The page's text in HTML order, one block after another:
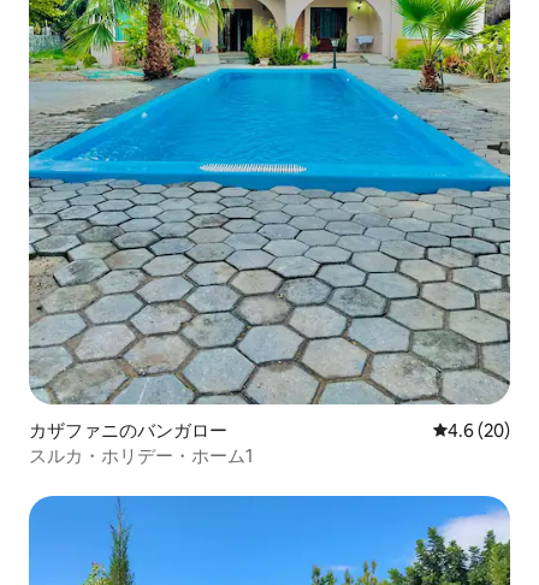
カザファニのバンガロー レビュー20
4.6 (20)
スルカ・ホリデー・ホーム1